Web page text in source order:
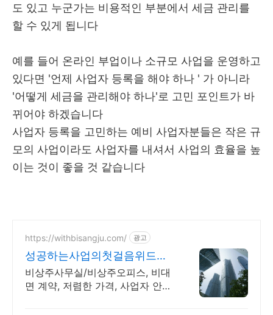
도 있고 누군가는 비용적인 부분에서 세금 관리를
할 수 있게 됩니다
예를 들어 온라인 부업이나 소규모 사업을 운영하고
있다면 '언제 사업자 등록을 해야 하나 ' 가 아니라
'어떻게 세금을 관리해야 하나'로 고민 포인트가 바
뀌어야 하겠습니다
사업자 등록을 고민하는 예비 사업자분들은 작은 규
모의 사업이라도 사업자를 내셔서 사업의 효율을 높
이는 것이 좋을 것 같습니다
https://withbisangju.com/ 광고
성공하는사업의첫걸음위드비
상주
비상주사무실/비상주오피스, 비대
면 계약, 저렴한 가격, 사업자 안될